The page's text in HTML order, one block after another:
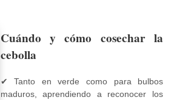
Cuándo y cómo cosechar la
cebolla
✔ Tanto en verde como para bulbos
maduros, aprendiendo a reconocer los